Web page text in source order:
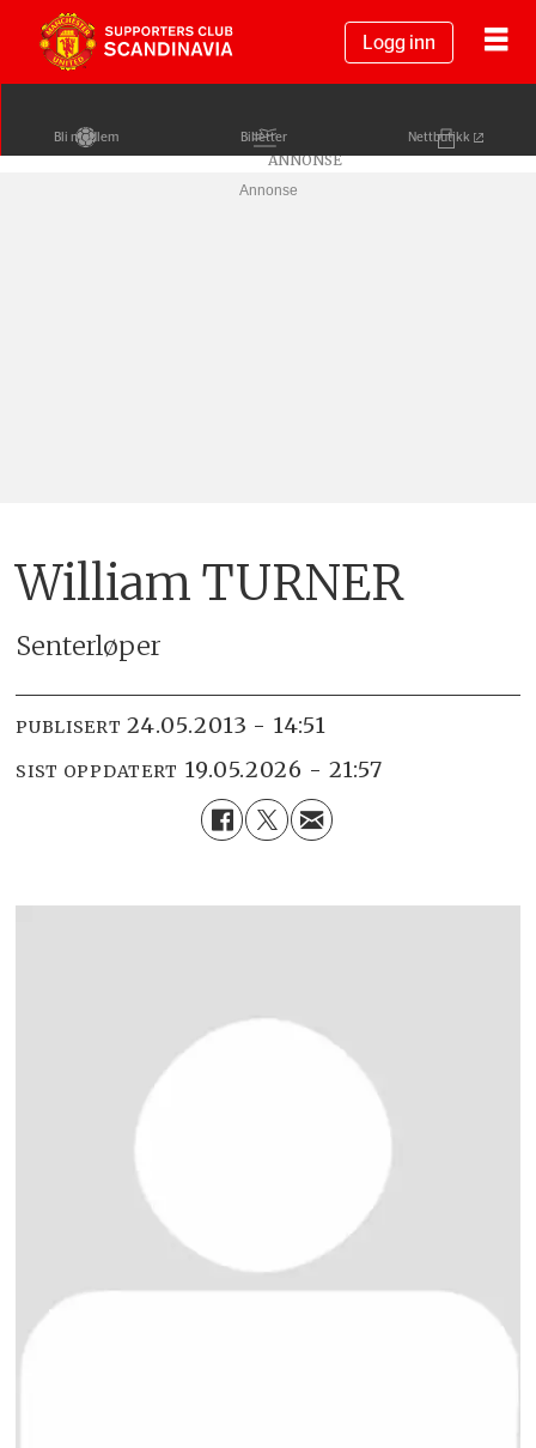
Logg inn
Bli medlem Billetter Nettbutikk
Annonse
William TURNER
Senterløper
PUBLISERT 24.05.2013 - 14:51
SIST OPPDATERT 19.05.2026 - 21:57